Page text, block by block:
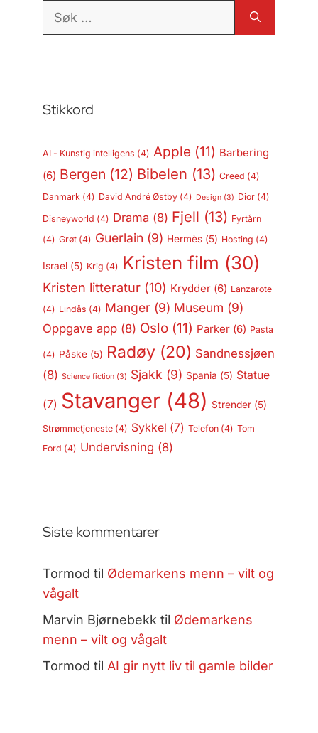
Søk
Stikkord
AI - Kunstig intelligens (4) Apple (11) Barbering
(6) Bergen (12) Bibelen (13) Creed (4)
Danmark (4) David André Østby(4) Design(3) Dior(4)
Disneyworld (4) Drama (8) Fjell (13) Fyrtårn
(4) Grøt(4) Guerlain (9) Hermès(5) Hosting (4)
Israel(5) Krig (4) Kristen film (30)
Kristen litteratur(10) Krydder(6) Lanzarote
(4) Lindås (4) Manger(9) Museum (9)
Oppgave app(8) Oslo(11) Parker(6) Pasta
(4) Påske(5) Radøy(20) Sandnessjøen
(8) Science fiction(3) Sjakk (9) Spania (5) Statue
(7) Stavanger(48) Strender(5)
Strømmetjeneste(4) Sykkel (7) Telefon(4) Tom
Ford (4) Undervisning (8)
Siste kommentarer
Tormod til Ødemarkens menn – vilt og
vågalt
Marvin Bjørnebekk til Ødemarkens
menn – vilt og vågalt
Tormod til AI gir nytt liv til gamle bilder